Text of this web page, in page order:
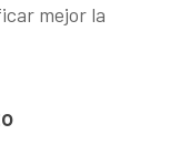
mejor la